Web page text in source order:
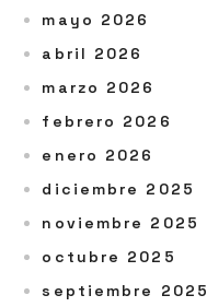
mayo 2026
abril 2026
marzo 2026
febrero 2026
enero 2026
diciembre 2025
noviembre 2025
octubre 2025
septiembre 2025